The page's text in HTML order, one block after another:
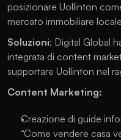
posizionare Uollinton
mercato immobiliare
Soluzioni: Digital Global
integrata di content
supportare Uollinton nel
Content Marketing:
Creazione di guide
“Come vendere casa